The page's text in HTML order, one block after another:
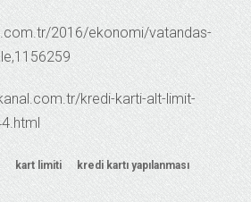
2016/ekonomi/vatandas-
kredi-karti-alt-limit-
kart limiti kredi kartı yapılanması